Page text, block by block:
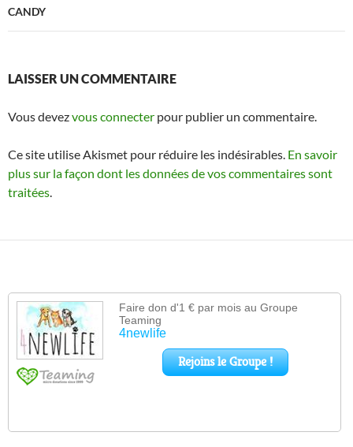
CANDY
LAISSER UN COMMENTAIRE
Vous devezvous connecter pour publier un commentaire.
Ce site utilise Akismet pour réduire les indésirables. En savoir
plus sur la façon dont les données de vos commentaires sont
traitées.